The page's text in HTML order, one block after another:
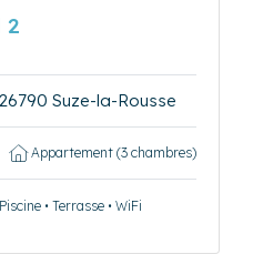
2
Suze-la-Rousse
Appartement (3 chambres)
• Terrasse • WiFi